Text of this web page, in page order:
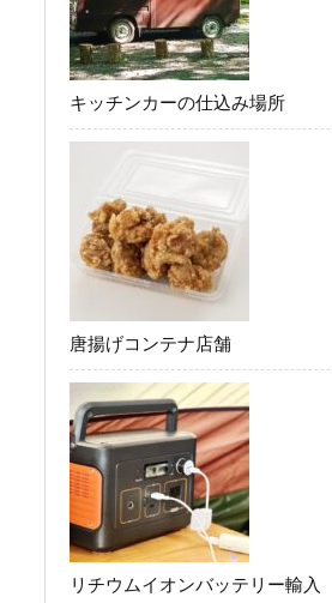
キッチンカーの仕込み場所
唐揚げコンテナ店舗
リチウムイオンバッテリー輸入